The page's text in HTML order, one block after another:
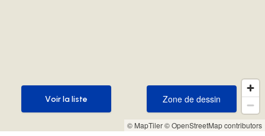
© MapTiler© OpenStreetMap contributors
Zone de dessin
Zone de dessin
Voir la liste
Voir la liste